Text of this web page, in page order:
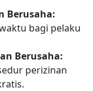
Berusaha:
bagi pelaku
Berusaha:
perizinan